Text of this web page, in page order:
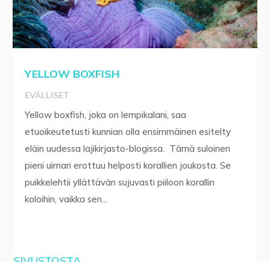
YELLOW BOXFISH
EVÄLLISET
Yellow boxfish, joka on lempikalani, saa
etuoikeutetusti kunnian olla ensimmäinen esitelty
eläin uudessa lajikirjasto-blogissa. Tämä suloinen
pieni uimari erottuu helposti korallien joukosta. Se
puikkelehtii yllättävän sujuvasti piiloon korallin
koloihin, vaikka sen...